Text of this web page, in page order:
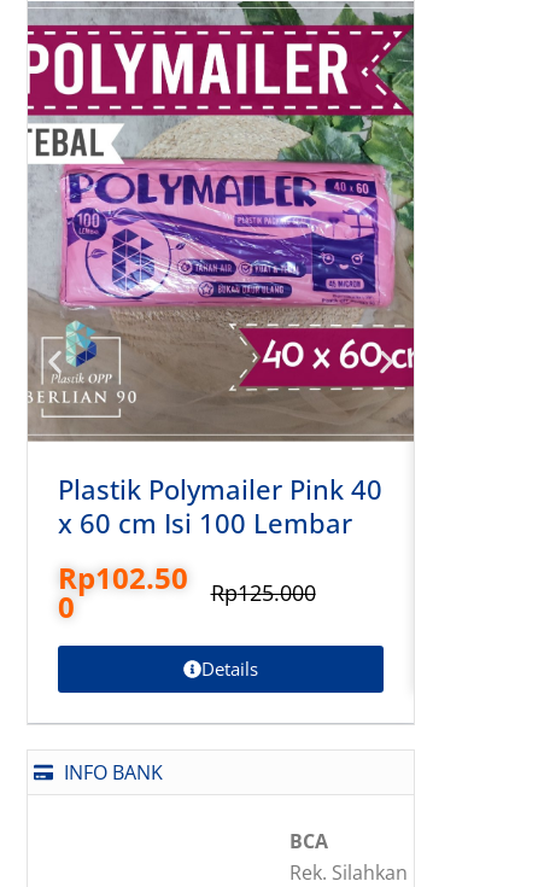
Plastik Polymailer Pink 40
x 60 cm Isi 100 Lembar
Rp102.50
0 Rp125.000
Details
INFO BANK
BCA
Rek. Silahkan